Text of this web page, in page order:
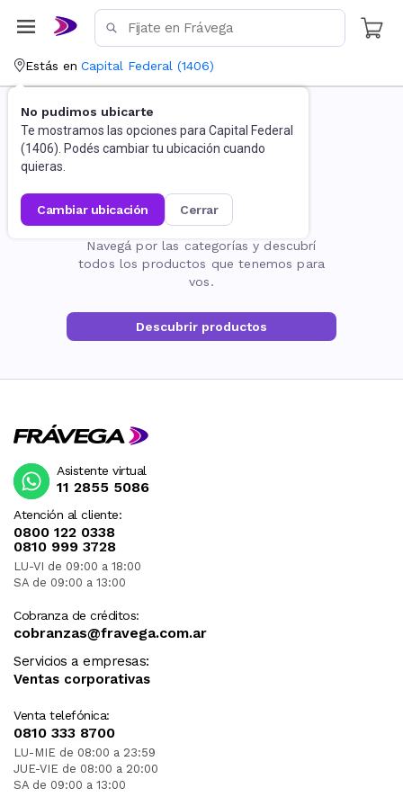
Estás en Capital Federal (1406)
No pudimos ubicarte
Te mostramos las opciones para Capital Federal
(1406). Podés cambiar tu ubicación cuando
quieras.
cambiar ubicación cerrar
La página no existe
Navegá por las categorías y descubrí
todos los productos que tenemos para
vos.
Descubrir productos
Atención al cliente:
0800 122 0338
0810 999 3728
LU-VI de 09:00 a 18:00
SA de 09:00 a 13:00
Cobranza de créditos:
cobranzas@fravega.com.ar
Servicios a empresas:
Ventas corporativas
Venta telefónica:
0810 333 8700
LU-MIE de 08:00 a 23:59
JUE-VIE de 08:00 a 20:00
SA de 09:00 a 13:00
Asistente virtual
11 2855 5086